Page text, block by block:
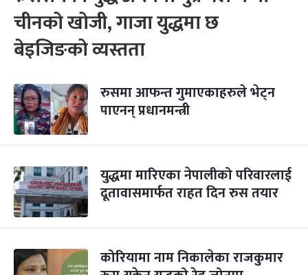
चीनको खोजी, गाजा युद्धमा छ
बेइजिङको व्यस्तता
रुसमा आफन्त गुमाएकाहरुले भेट्न
पाएनन् प्रधानमन्त्री
युद्धमा मारिएका नेपालीको परिवारलाई
दूतावासमार्फत राहत दिन रुस तयार
कोरियामा नाम निकालेका राजकुमार